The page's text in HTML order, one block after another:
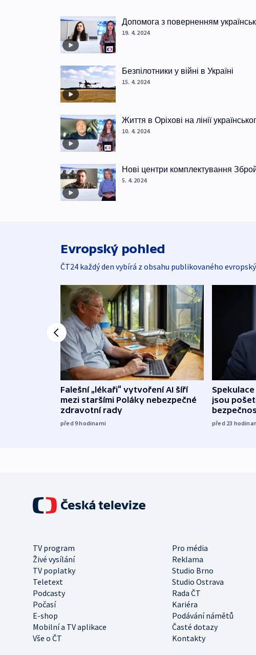
Допомога з поверненням
19. 4. 2024
Безпілотники у війні в Україні
15. 4. 2024
Життя в Оріхові на лінії
10. 4. 2024
Нові центри комплектування
5. 4. 2024
Evropský pohled
ČT24 každý den vybírá z obsahu publikovaného
Falešní „lékaři“ vytvoření AI šíří
mezi staršími Poláky nebezpečné
zdravotní rady
před 9hodinami
jsou
před 23
TV program
Pro média
Živé vysílání
Reklama
TV poplatky
Studio Brno
Teletext
Studio Ostrava
Podcasty
Rada ČT
Počasí
Kariéra
E-shop
Podávání námětů
Mobilní a TV aplikace
Časté dotazy
Vše o ČT
Kontakty